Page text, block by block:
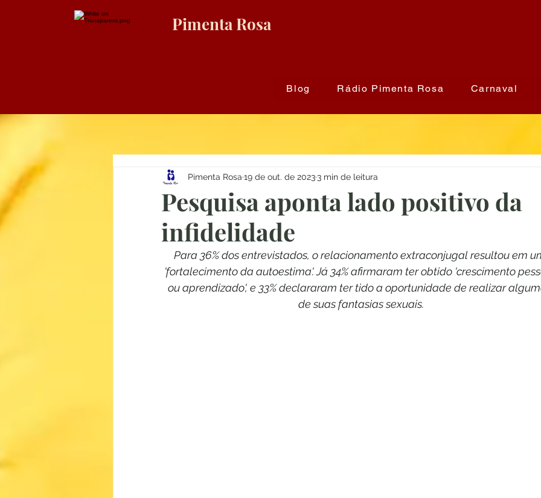
Pimenta Rosa
Blog Rádio Pimenta Rosa Carnaval
Pesquisa aponta lado positivo da
infidelidade
Pimenta Rosa 19 de out. de 20233 min de leitura
Para 36% dos entrevistados, o relacionamento extraconjugal resultou em
'fortalecimento da autoestima'. Já 34% afirmaram ter obtido 'crescimento
ou aprendizado', e 33% declararam ter tido a oportunidade de realizar
de suas fantasias sexuais.